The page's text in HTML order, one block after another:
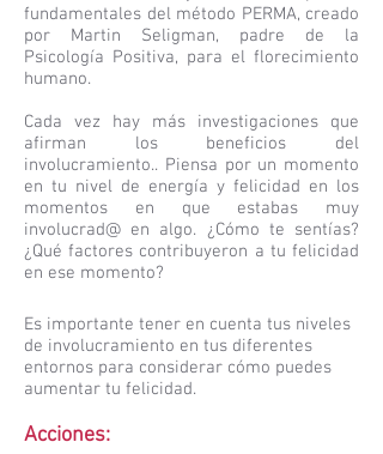
fundamentales del método PERMA, creado
por Martin Seligman, padre de la
Psicología Positiva, para el florecimiento
humano.
Cada vez hay más investigaciones que
afirman los beneficios del
involucramiento.. Piensa por un momento
en tu nivel de energía y felicidad en los
momentos en que estabas muy
involucrad@ en algo. ¿Cómo te sentías?
¿Qué factores contribuyeron a tu felicidad
en ese momento?
Es importante tener en cuenta tus niveles
de involucramiento en tus diferentes
entornos para considerar cómo puedes
aumentar tu felicidad.
Acciones: